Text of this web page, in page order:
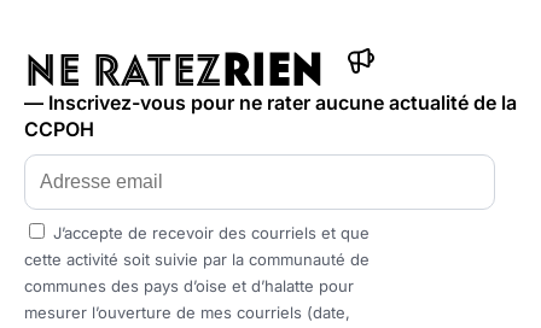
NE RATEZRIEN
— Inscrivez-vous pour ne rater aucune actualité de la
CCPOH
J’accepte de recevoir des courriels et que
cette activité soit suivie par la communauté de
communes des pays d’oise et d’halatte pour
mesurer l’ouverture de mes courriels (date,